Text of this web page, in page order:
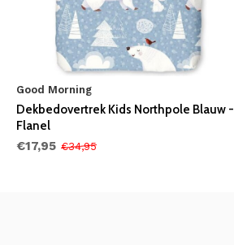
Good Morning
Dekbedovertrek Kids Northpole Blauw -
Flanel
€17,95 €34,95